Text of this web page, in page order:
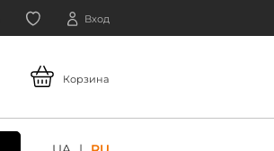
Вход
Корзина